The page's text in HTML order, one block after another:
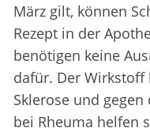
März gilt, können
Rezept in der
benötigen keine
dafür. Der
Sklerose und
bei Rheuma helfen